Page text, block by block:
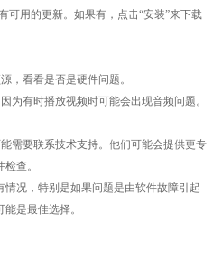
可用的更新。如果有，点击“安装”来下载
，看看是否是硬件问题。
为有时播放视频时可能会出现音频问题。
需要联系技术支持。他们可能会提供更专
查。
况，特别是如果问题是由软件故障引起
是最佳选择。